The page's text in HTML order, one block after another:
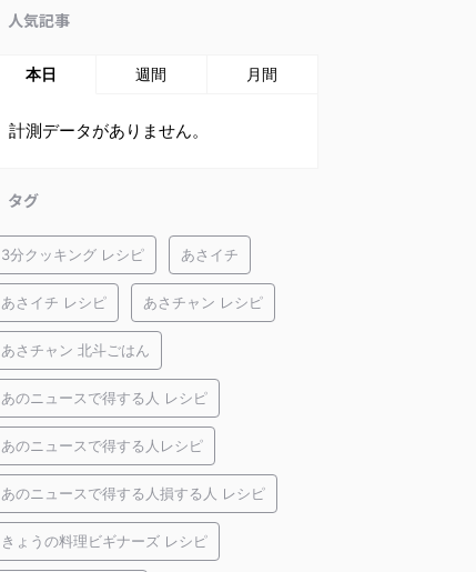
人気記事
本日 週間 月間
計測データがありません。
タグ
3分クッキング レシピ あさイチ
あさイチ レシピ あさチャン レシピ
あさチャン 北斗ごはん
あのニュースで得する人 レシピ
あのニュースで得する人レシピ
あのニュースで得する人損する人 レシピ
きょうの料理ビギナーズ レシピ